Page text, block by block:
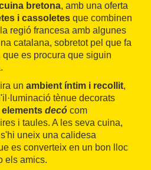
bretona, amb una oferta
i cassoletes que combinen
regió francesa amb algunes
catalana, sobretot pel que fa
es procura que siguin
un ambient íntim i recollit,
tènue decorats
elements decó com
i taules. A les seva cuina,
uneix una calidesa
es converteix en un bon lloc
els amics.